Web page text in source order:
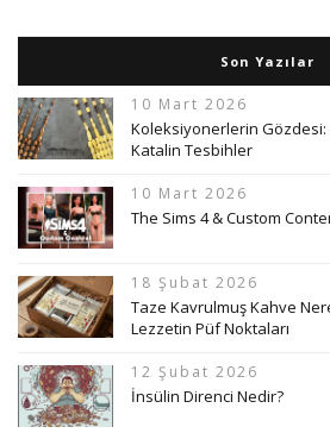
Son Yazılar
10 Mart 2026
Koleksiyonerlerin Gözdesi:
Katalin Tesbihler
10 Mart 2026
The Sims 4 & Custom
18 Şubat 2026
Taze Kavrulmuş Kahve
Lezzetin Püf Noktaları
12 Şubat 2026
İnsülin Direnci Nedir?